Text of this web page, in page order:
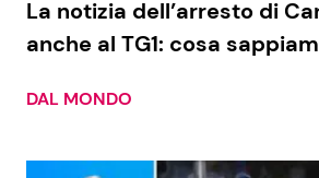
La notizia dell’arresto di
anche al TG1: cosa
DAL MONDO